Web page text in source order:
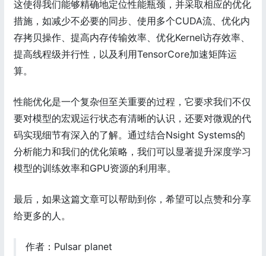
这使得我们能够精确地定位性能瓶颈，并采取相应的优化
措施，如减少不必要的同步、使用多个CUDA流、优化内
存拷贝操作、提高内存传输效率、优化Kernel访存效率、
提高线程级并行性，以及利用TensorCore加速矩阵运
算。
性能优化是一个复杂但至关重要的过程，它要求我们不仅
要对模型的宏观运行状态有清晰的认识，还要对微观的代
码实现细节有深入的了解。通过结合Nsight Systems的
分析能力和我们的优化策略，我们可以显著提升深度学习
模型的训练效率和GPU资源的利用率。
最后，如果这篇文章可以帮助到你，希望可以点赞和分享
给更多的人。
作者：Pulsar planet